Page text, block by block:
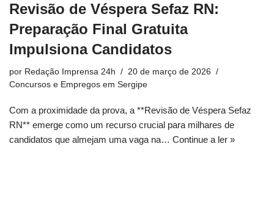
Revisão de Véspera Sefaz RN:
Preparação Final Gratuita
Impulsiona Candidatos
por Redação Imprensa 24h
20 de março de 2026
Concursos e Empregos em Sergipe
Com a proximidade da prova, a **Revisão de Véspera Sefaz
RN** emerge como um recurso crucial para milhares de
candidatos que almejam uma vaga na… Continue a ler »